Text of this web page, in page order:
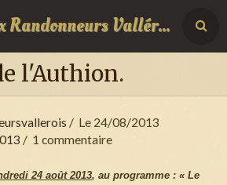
Les Joyeux Randonneurs Vallérois
l'Authion.
Le 24/08/2013
1 commentaire
24 août 2013, au programme : « Le